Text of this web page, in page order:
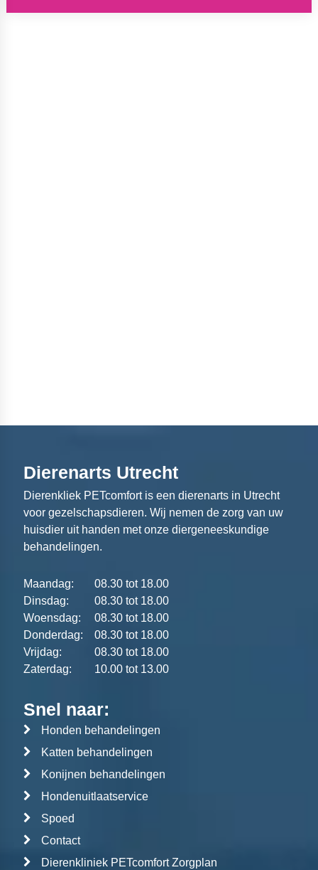
Dierenarts Utrecht
Dierenkliek PETcomfort is een dierenarts in Utrecht
voor gezelschapsdieren. Wij nemen de zorg van uw
huisdier uit handen met onze diergeneeskundige
behandelingen.
Maandag:
08.30 tot 18.00
Dinsdag:
08.30 tot 18.00
Woensdag:
08.30 tot 18.00
Donderdag:
08.30 tot 18.00
Vrijdag:
08.30 tot 18.00
Zaterdag:
10.00 tot 13.00
Snel naar:
Honden behandelingen
Katten behandelingen
Konijnen behandelingen
Hondenuitlaatservice
Spoed
Contact
Dierenkliniek PETcomfort Zorgplan